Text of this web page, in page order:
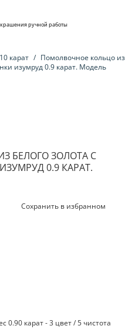
ручной работы
карат
Помолвочное кольцо из
изумруд 0.9 карат. Модель
БЕЛОГО ЗОЛОТА С
0.9 КАРАТ.
Сохранить в избранном
0.90 карат - 3 цвет / 5 чистота